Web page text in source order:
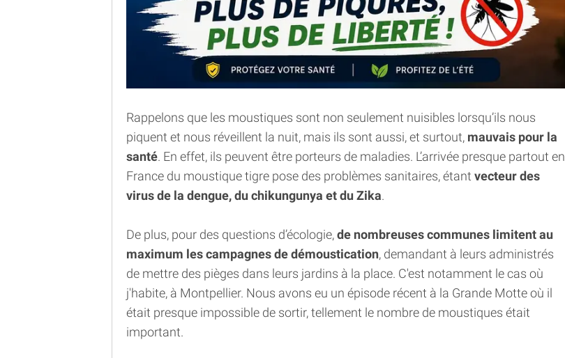
Rappelons que les moustiques sont non seulement nuisibles lorsqu’ils nous
piquent et nous réveillent la nuit, mais ils sont aussi, et surtout, mauvais pour la
santé. En effet, ils peuvent être porteurs de maladies. L’arrivée presque partout en
France du moustique tigre pose des problèmes sanitaires, étant vecteur des
virus de la dengue, du chikungunya et du Zika.
De plus, pour des questions d’écologie,de nombreuses communes limitent au
maximum les campagnes de démoustication, demandant à leurs administrés
de mettre des pièges dans leurs jardins à la place. C'est notamment le cas où
j'habite, à Montpellier. Nous avons eu un épisode récent à la Grande Motte où il
était presque impossible de sortir, tellement le nombre de moustiques était
important.